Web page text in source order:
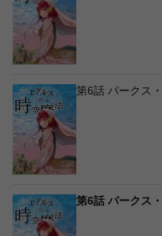
第6話 パークス
第6話 パークス